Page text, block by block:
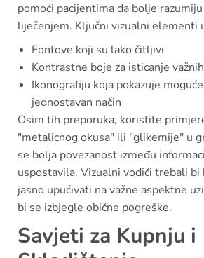
pomoći pacijentima da bolje
liječenjem. Ključni vizualni elementi
Fontove koji su lako čitljivi
Kontrastne boje za isticanje
Ikonografiju koja pokazuje
jednostavan način
Osim tih preporuka, koristite
"metalicnog okusa" ili "glikemije" u
se bolja povezanost između
uspostavila. Vizualni vodiči trebali
jasno upućivati na važne aspektne
bi se izbjegle obične pogreške.
Savjeti za Kupnju i